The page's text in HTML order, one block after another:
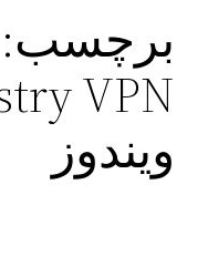
برچسب:
ویندوز